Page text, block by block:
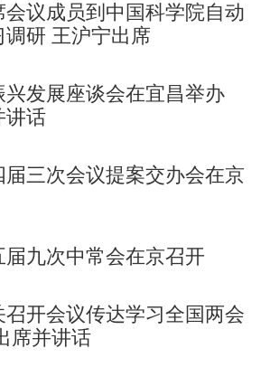
议成员到中国科学院自动
研 王沪宁出席
发展座谈会在宜昌举办
讲话
三次会议提案交办会在京
届九次中常会在京召开
开会议传达学习全国两会
席并讲话